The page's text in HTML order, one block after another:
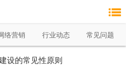
络营销 行业动态 常见问题
设的常见性原则